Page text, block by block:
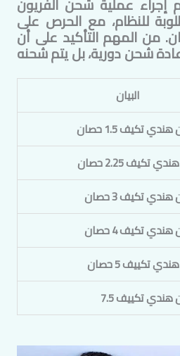
للنظام، مع الحرص على
من المهم التأكيد على أن
شحن دورية، بل يتم شحنه
البيان
تكيف 1.5 حصان
2.25 حصان
تكيف 3 حصان
تكيف 4 حصان
تكييف 5 حصان
تكييف 7.5